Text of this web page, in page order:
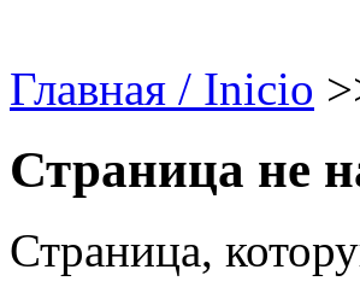
Главная / Inicio
Страница не
Страница,